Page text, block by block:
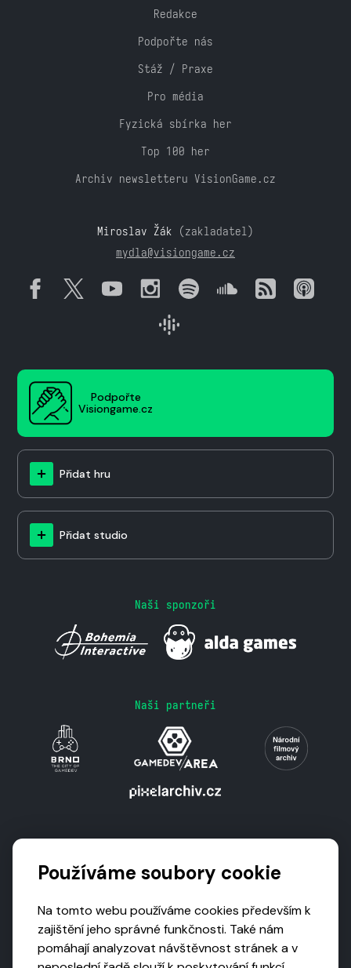
Redakce
Podpořte nás
Stáž / Praxe
Pro média
Fyzická sbírka her
Top 100 her
Archiv newsletteru VisionGame.cz
Miroslav Žák (zakladatel)
mydla@visiongame.cz
Podpořte
Visiongame.cz
Přidat hru
Přidat studio
Naši sponzoři
Naši partneři
Používáme soubory cookie
Na tomto webu používáme cookies především k
zajištění jeho správné funkčnosti. Také nám
pomáhají analyzovat návštěvnost stránek a v